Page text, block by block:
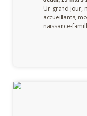
Un grand jour,
accueillants,
naissance-